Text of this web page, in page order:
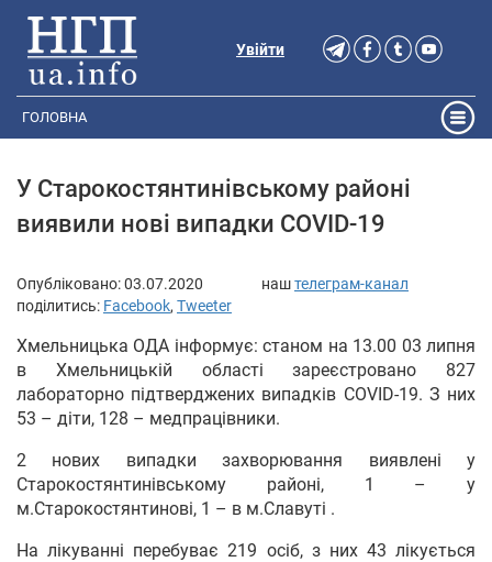
Увійти
ГОЛОВНА
У Старокостянтинівському районі
виявили нові випадки COVID-19
Опубліковано:03.07.2020 наштелеграм-канал
поділитись: Facebook, Tweeter
Хмельницька ОДА інформує: станом на 13.00 03 липня
в Хмельницькій області зареєстровано 827
лабораторно підтверджених випадків COVID-19. З них
53 – діти, 128 – медпрацівники.
2 нових випадки захворювання виявлені у
Старокостянтинівському районі, 1 – у
м.Старокостянтинові, 1 – в м.Славуті .
На лікуванні перебуває 219 осіб, з них 43 лікується